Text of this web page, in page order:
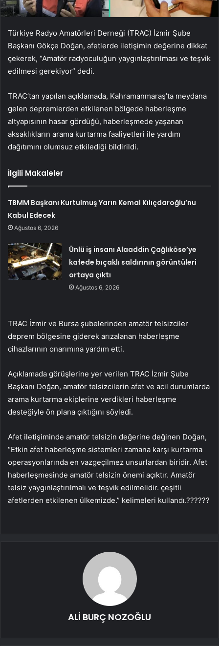
Türkiye Radyo Amatörleri Derneği (TRAC) İzmir Şube
Başkanı Gökçe Doğan, afetlerde iletişimin değerine dikkat
çekerek, “Amatör radyoculuğun yaygınlaştırılması ve teşvik
edilmesi gerekiyor” dedi.
TRAC’tan yapılan açıklamada, Kahramanmaraş’ta meydana
gelen depremlerden etkilenen bölgede haberleşme
altyapısının hasar gördüğü, haberleşmede yaşanan
aksaklıkların arama kurtarma faaliyetleri ile yardım
dağıtımını olumsuz etkilediği bildirildi.
İlgili Makaleler
TBMM Başkanı Kurtulmuş Yarın Kemal Kılıçdaroğlu’nu
Kabul Edecek
Ağustos 6, 2026
Ünlü iş insanı Alaaddin Çağlıköse’ye
kafede bıçaklı saldırının görüntüleri
ortaya çıktı
Ağustos 6, 2026
TRAC İzmir ve Bursa şubelerinden amatör telsizciler
deprem bölgesine giderek arızalanan haberleşme
cihazlarının onarımına yardım etti.
Açıklamada görüşlerine yer verilen TRAC İzmir Şube
Başkanı Doğan, amatör telsizcilerin afet ve acil durumlarda
arama kurtarma ekiplerine verdikleri haberleşme
desteğiyle ön plana çıktığını söyledi.
Afet iletişiminde amatör telsizin değerine değinen Doğan,
“Etkin afet haberleşme sistemleri zamana karşı kurtarma
operasyonlarında en vazgeçilmez unsurlardan biridir. Afet
haberleşmesinde amatör telsizin önemi açıktır. Amatör
telsiz yaygınlaştırılmalı ve teşvik edilmelidir. çeşitli
afetlerden etkilenen ülkemizde.” kelimeleri kullandı.??????
ALİ BURÇ NOZOĞLU